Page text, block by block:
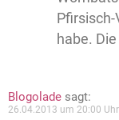
habe.
Blogolade sagt:
26.04.2013 um 20:00 Uhr